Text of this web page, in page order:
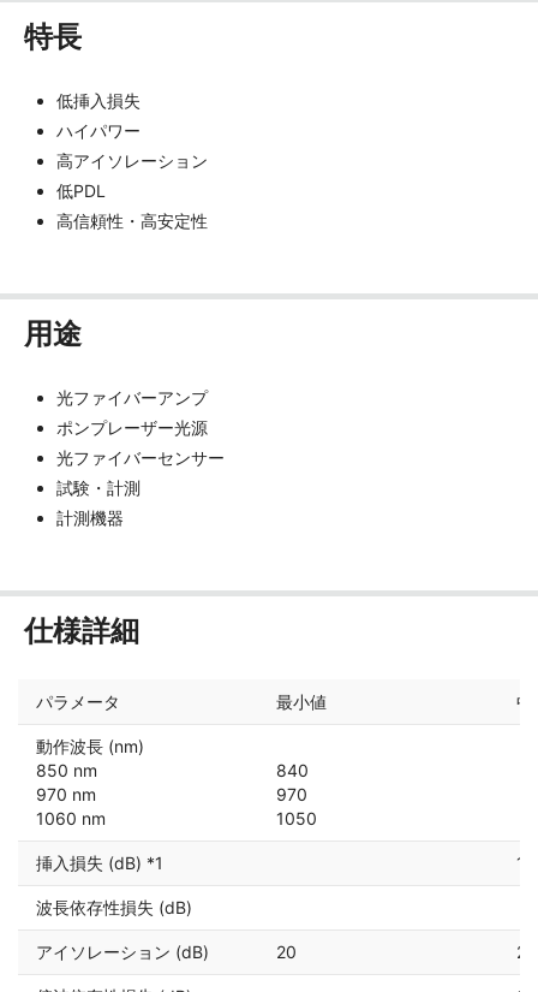
特長
低挿入損失
ハイパワー
高アイソレーション
低PDL
高信頼性・高安定性
用途
光ファイバーアンプ
ポンプレーザー光源
光ファイバーセンサー
試験・計測
計測機器
仕様詳細
パラメータ 最小値 中
動作波長 (nm)
850 nm
970 nm
1060 nm
840
970
1050
挿入損失 (dB) *1 1.2
波長依存性損失 (dB)
アイソレーション (dB) 20 25